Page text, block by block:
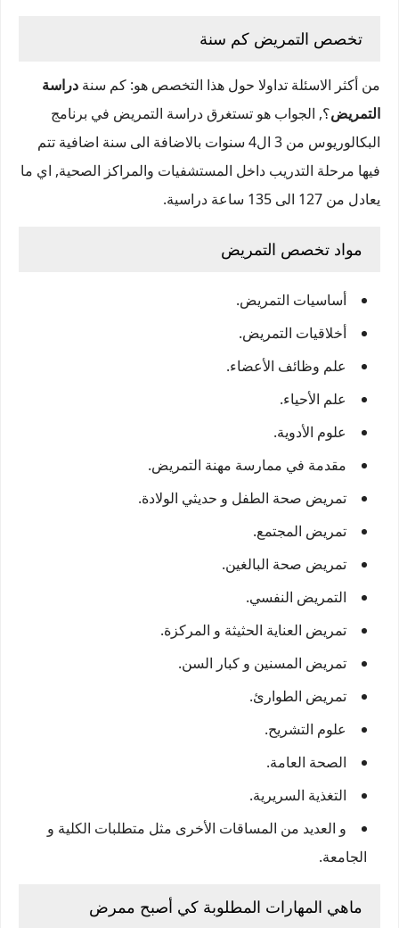
تخصص التمريض كم سنة
من أكثر الاسئلة تداولا حول هذا التخصص هو: كم سنة دراسة
التمريض؟, الجواب هو تستغرق دراسة التمريض في برنامج
البكالوريوس من 3 ال4 سنوات بالاضافة الى سنة اضافية تتم
فيها مرحلة التدريب داخل المستشفيات والمراكز الصحية, اي ما
يعادل من 127 الى 135 ساعة دراسية.
مواد تخصص التمريض
أساسيات التمريض.
أخلاقيات التمريض.
علم وظائف الأعضاء.
علم الأحياء.
علوم الأدوية.
مقدمة في ممارسة مهنة التمريض.
تمريض صحة الطفل و حديثي الولادة.
تمريض المجتمع.
تمريض صحة البالغين.
التمريض النفسي.
تمريض العناية الحثيثة و المركزة.
تمريض المسنين و كبار السن.
تمريض الطوارئ.
علوم التشريح.
الصحة العامة.
التغذية السريرية.
و العديد من المساقات الأخرى مثل متطلبات الكلية و
الجامعة.
ماهي المهارات المطلوبة كي أصبح ممرض